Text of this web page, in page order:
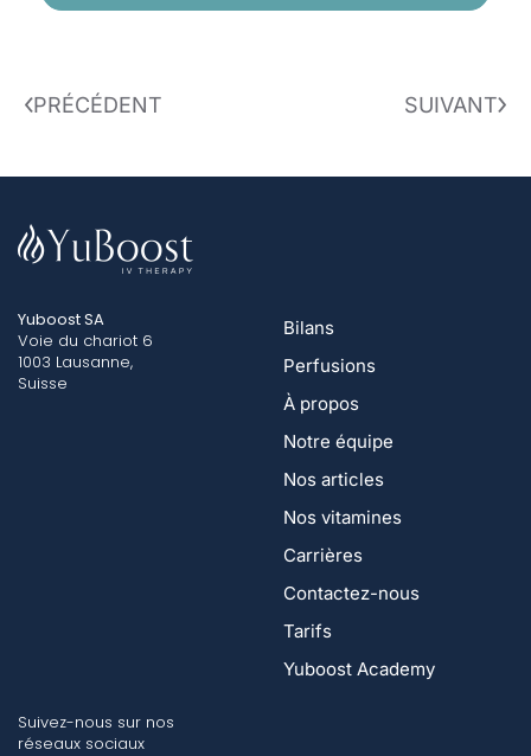
PRÉCÉDENT SUIVANT
Yuboost SA
Voie du chariot 6
1003 Lausanne,
Suisse
Bilans
Perfusions
À propos
Notre équipe
Nos articles
Nos vitamines
Carrières
Contactez-nous
Tarifs
Yuboost Academy
Suivez-nous sur nos
réseaux sociaux